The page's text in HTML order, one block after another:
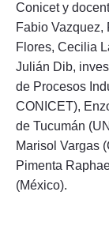
Conicet y
Fabio Vazquez,
Flores, Cecilia
Julián Dib,
de Procesos
CONICET),
de Tucumán
Marisol Vargas
Pimenta
(México).